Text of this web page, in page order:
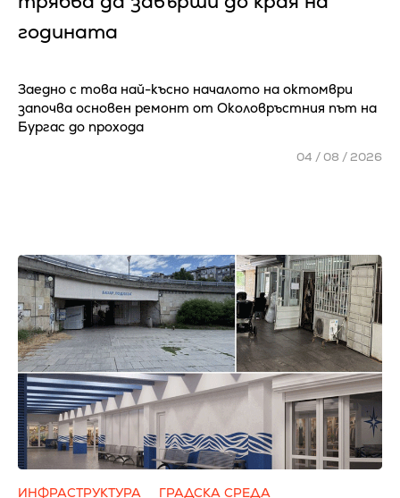
годината
Заедно с това най-късно началото на октомври
започва основен ремонт от Околовръстния път на
Бургас до прохода
04 / 08 / 2026
ИНФРАСТРУКТУРА ГРАДСКА СРЕДА